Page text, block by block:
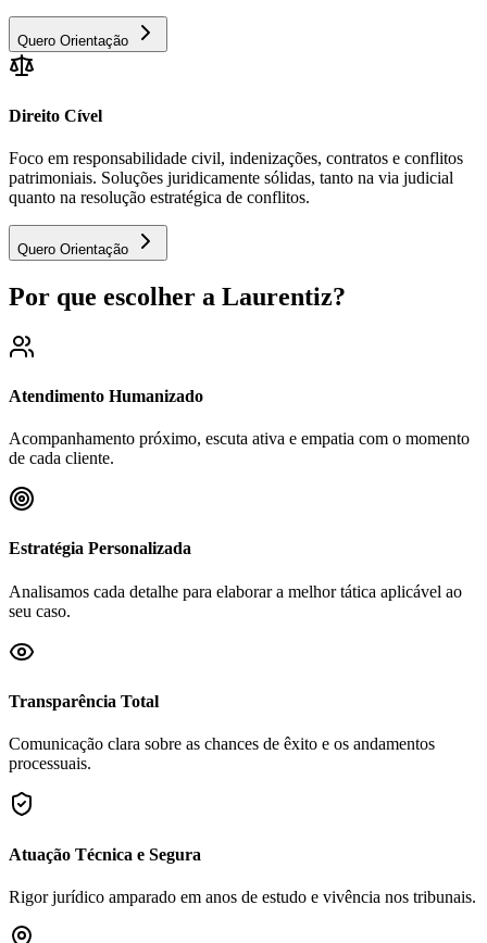
Quero Orientação
Direito Cível
Foco em responsabilidade civil, indenizações, contratos e conflitos
patrimoniais. Soluções juridicamente sólidas, tanto na via judicial
quanto na resolução estratégica de conflitos.
Quero Orientação
Por que escolher a Laurentiz?
Atendimento Humanizado
Acompanhamento próximo, escuta ativa e empatia com o momento
de cada cliente.
Estratégia Personalizada
Analisamos cada detalhe para elaborar a melhor tática aplicável ao
seu caso.
Transparência Total
Comunicação clara sobre as chances de êxito e os andamentos
processuais.
Atuação Técnica e Segura
Rigor jurídico amparado em anos de estudo e vivência nos tribunais.